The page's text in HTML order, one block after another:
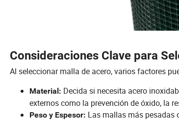
Consideraciones Clave para
Al seleccionar malla de acero, varios factores
Material: Decida si necesita acero
externos como la prevención de óxido, la
Peso y Espesor: Las mallas más pesadas